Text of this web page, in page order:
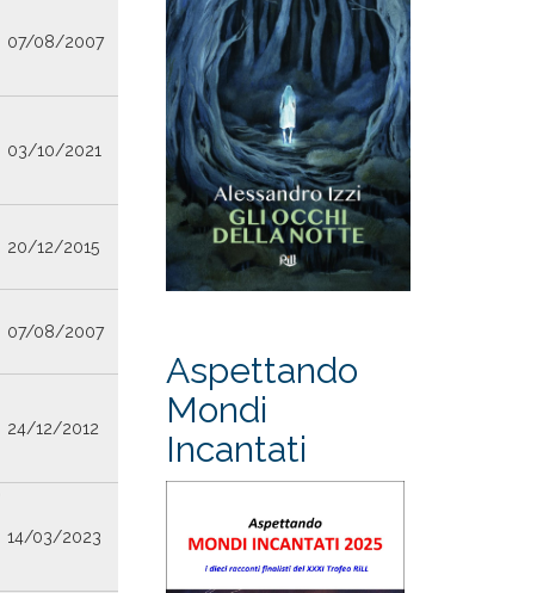
07/08/2007
03/10/2021
20/12/2015
07/08/2007
24/12/2012
14/03/2023
Aspettando
Mondi
Incantati